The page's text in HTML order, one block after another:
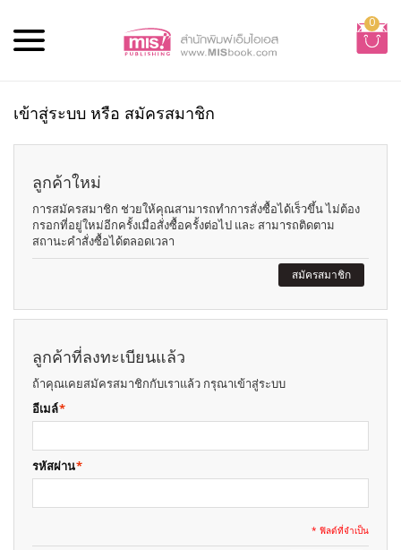
0
เข้าสู่ระบบ หรือ สมัครสมาชิก
ลูกค้าใหม่
การสมัครสมาชิก ช่วยให้คุณสามารถทำการสั่งซื้อได้เร็วขึ้น ไม่ต้อง
กรอกที่อยู่ใหม่อีกครั้งเมื่อสั่งซื้อครั้งต่อไป และ สามารถติดตาม
สถานะคำสั่งซื้อได้ตลอดเวลา
สมัครสมาชิก
ลูกค้าที่ลงทะเบียนแล้ว
ถ้าคุณเคยสมัครสมาชิกกับเราแล้ว กรุณาเข้าสู่ระบบ
*
อีเมล์
*
รหัสผ่าน
* ฟิลด์ที่จำเป็น